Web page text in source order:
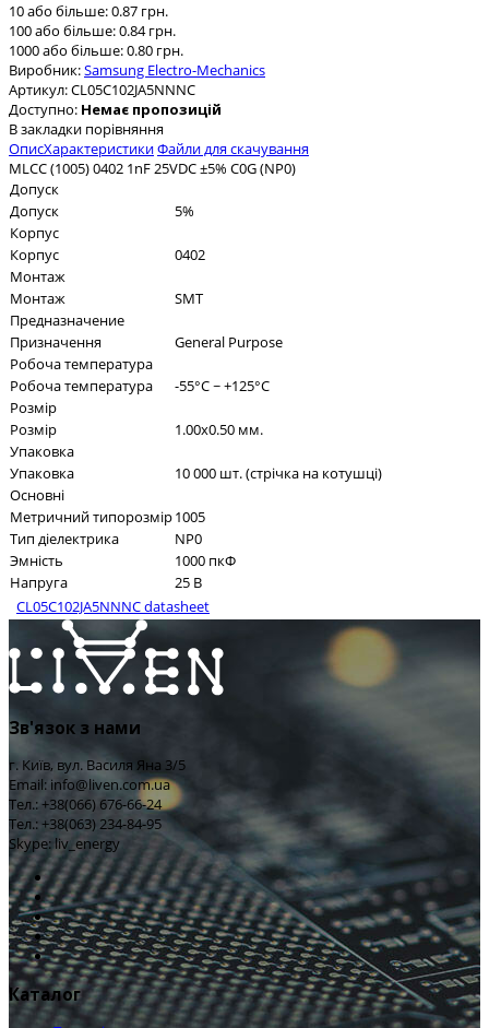
10 або більше: 0.87 грн.
100 або більше: 0.84 грн.
1000 або більше: 0.80 грн.
Виробник:Samsung Electro-Mechanics
Артикул:CL05C102JA5NNNC
Доступно: Немає пропозицій
В закладки порівняння
ОписХарактеристикиФайли для скачування
MLCC (1005) 0402 1nF 25VDC ±5% C0G (NP0)
Допуск
Допуск
5%
Корпус
Корпус
0402
Монтаж
Монтаж
SMT
Предназначение
Призначення
General Purpose
Робоча температура
Робоча температура
-55°C ~ +125°C
Розмір
Розмір
1.00x0.50 мм.
Упаковка
Упаковка
10 000 шт. (стрічка на котушці)
Основні
Метричний типорозмір1005
Тип діелектрика
NP0
Эмність
1000 пкФ
Напруга
25 В
CL05C102JA5NNNC datasheet
Зв'язок з нами
г. Київ, вул. Василя Яна 3/5
Email: info@liven.com.ua
Тел.: +38(066) 676-66-24
Тел.: +38(063) 234-84-95
Skype: liv_energy
Каталог